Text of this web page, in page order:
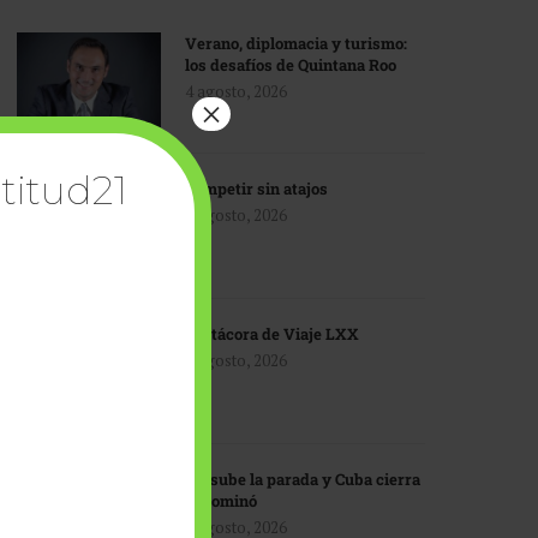
Verano, diplomacia y turismo:
los desafíos de Quintana Roo
4 agosto, 2026
Competir sin atajos
4 agosto, 2026
Bitácora de Viaje LXX
3 agosto, 2026
EU sube la parada y Cuba cierra
el dominó
3 agosto, 2026
×